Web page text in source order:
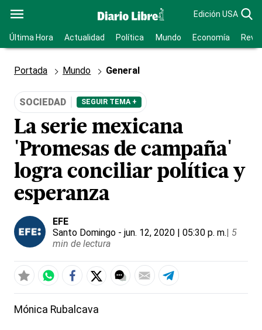
Edición USA
Última Hora Actualidad Política Mundo Economía
Portada Mundo General
SOCIEDAD SEGUIR TEMA +
La serie mexicana
'Promesas de campaña'
logra conciliar política y
esperanza
EFE
Santo Domingo - jun. 12, 2020 | 05:30 p. m.| 5
min de lectura
Mónica Rubalcava